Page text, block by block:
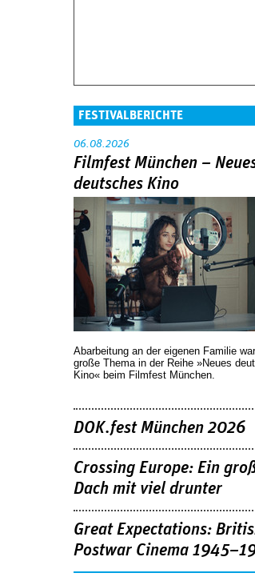
FESTIVALBERICHTE
06.08.2026
Filmfest München –
deutsches Kino
Abarbeitung an der eigenen Familie
große Thema in der Reihe »Neues
Kino« beim Filmfest München.
DOK.fest München 2026
Crossing Europe: Ein
Dach mit viel drunter
Great Expectations:
Postwar Cinema